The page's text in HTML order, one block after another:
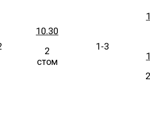
10.30
2
стом
1-3